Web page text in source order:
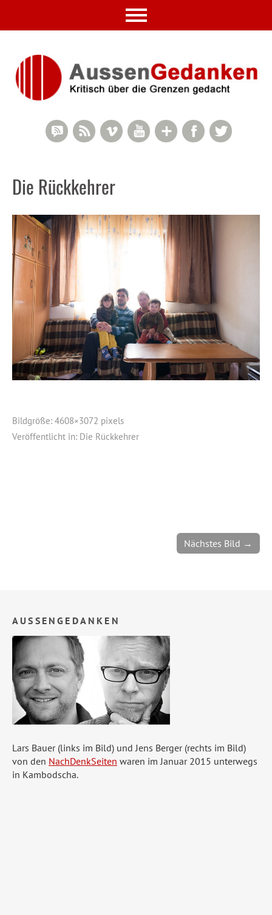
Twitter
Facebook
Google+
YouTube
Vimeo
RSS Feed
RSS Comments
Die Rückkehrer
Bildgröße: 4608×3072 pixels
Veröffentlicht in: Die Rückkehrer
Nächstes Bild →
AUSSENGEDANKEN
Lars Bauer (links im Bild) und Jens Berger (rechts im Bild)
von den NachDenkSeiten waren im Januar 2015 unterwegs
in Kambodscha.